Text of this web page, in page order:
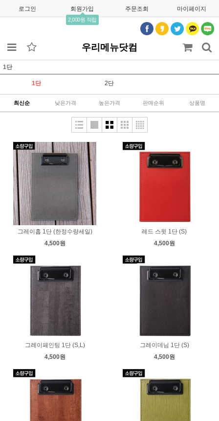
로그인 회원가입
2,000원 적립
주문조회 마이페이지
우리메뉴닷컴
1단
1단 2단
최신순 낮은가격 높은가격 판매순위 상품명
그레이홉 1단 (한정수량세일)
4,500원
레드 스윗 1단 (S)
4,500원
그레이페인팅 1단 (S,L)
4,500원
그레이데님 1단 (S)
4,500원